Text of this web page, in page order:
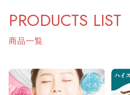
PRODUCTS LIST
商品一覧